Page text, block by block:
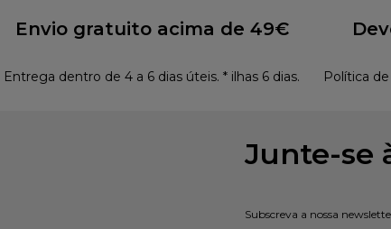
Envio gratuito acima de 49€
Entrega dentro de 4 a 6 dias úteis. * ilhas 6 dias. Política
Junte-se
Subscreva a nossa